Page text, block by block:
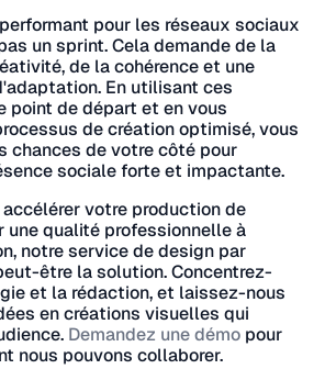
pour les réseaux sociaux
un sprint. Cela demande de la
de la cohérence et une
En utilisant ces
point de départ et en vous
de création optimisé, vous
chances de votre côté pour
sociale forte et impactante.
votre production de
qualité professionnelle à
notre service de design par
être la solution. Concentrez-
et la rédaction, et laissez-nous
en créations visuelles qui
Demandez une démo pour
nous pouvons collaborer.